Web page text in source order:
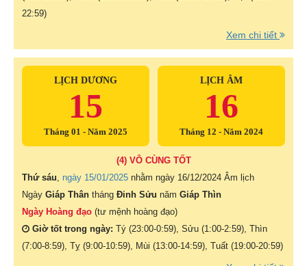
22:59)
Xem chi tiết
LỊCH DƯƠNG
15
Tháng 01 - Năm 2025
LỊCH ÂM
16
Tháng 12 - Năm 2024
(4) VÔ CÙNG TỐT
Thứ sáu ngày 15/01/2025 nhằm ngày 16/12/2024 Âm lịch
Ngày Giáp Thân tháng Đinh Sửu năm Giáp Thìn
Ngày Hoàng đạo (tư mệnh hoàng đạo)
Giờ tốt trong ngày: Tý (23:00-0:59), Sửu (1:00-2:59), Thìn
(7:00-8:59), Tỵ (9:00-10:59), Mùi (13:00-14:59), Tuất (19:00-20:59)